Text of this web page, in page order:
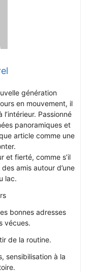
génération
en mouvement, il
Passionné
panoramiques et
article comme une
et fierté, comme s’il
amis autour d’une
lac.
bonnes adresses
vécues.
de la routine.
sensibilisation à la